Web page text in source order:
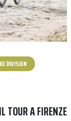
DIVISION
TOUR A FIRENZE